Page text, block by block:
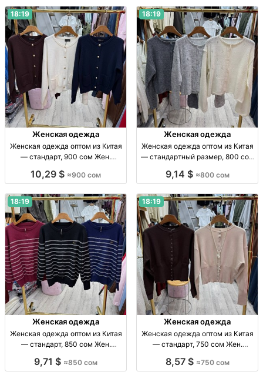
18:19
Женская одежда
Женская одежда оптом из Китая
— стандарт, 900 сом Жен.
сом; отправка по СНГ
10,29 $ ≈900 сом
18:19
Женская одежда
Женская одежда оптом из Китая
— стандартный размер, 800 сом
Китай, 800 сом, отправка по СНГ
9,14 $ ≈800 сом
18:19
Женская одежда
Женская одежда оптом из Китая
— стандарт, 850 сом Жен.
Китай, 850 сом.
9,71 $ ≈850 сом
18:19
Женская одежда
Женская одежда оптом из Китая
— стандарт, 750 сом Жен.
сом
8,57 $ ≈750 сом